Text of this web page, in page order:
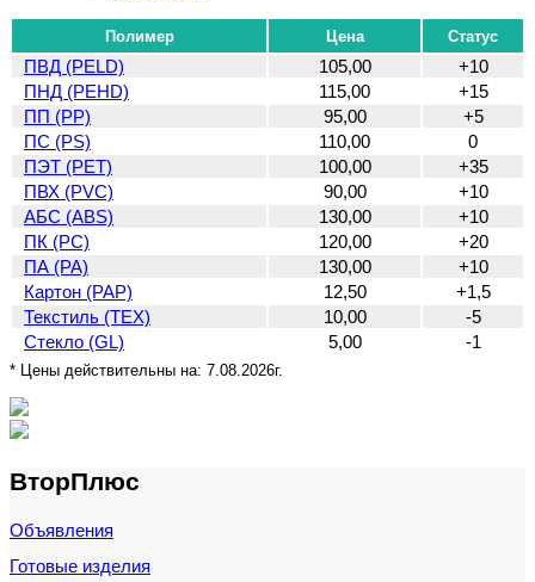
Полимер Цена Статус
ПВД (PELD) 105,00
+10
ПНД (PEHD)
115,00
+15
ПП (PP)
95,00
+5
ПС (PS)
110,00
0
ПЭТ (PET)
100,00
+35
ПВХ (PVC)
90,00
+10
АБС (ABS)
130,00
+10
ПК (PC)
120,00
+20
ПА (PA)
130,00
+10
Картон (PAP)
12,50
+1,5
Текстиль (TEX)
10,00
-5
Стекло (GL)
5,00 -1
* Цены действительны на: 7.08.2026г.
ВторПлюс
Объявления
Готовые изделия